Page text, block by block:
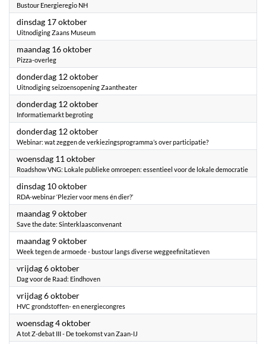
Bustour Energieregio NH
dinsdag 17 oktober2023
Uitnodiging Zaans Museum
maandag 16 oktober2023
Pizza-overleg
donderdag 12 oktober2023
Uitnodiging seizoensopening Zaantheater
donderdag 12 oktober2023
Informatiemarkt begroting
donderdag 12 oktober2023
Webinar: wat zeggen de verkiezingsprogramma’s over participatie?
woensdag 11 oktober2023
Roadshow VNG: Lokale publieke omroepen: essentieel voor de lokale democratie
dinsdag 10 oktober2023
RDA-webinar ‘Plezier voor mens én dier?’
maandag 9 oktober2023
Save the date: Sinterklaasconvenant
maandag 9 oktober2023
Week tegen de armoede - bustour langs diverse weggeefinitatieven
vrijdag 6 oktober2023
Dag voor de Raad: Eindhoven
vrijdag 6 oktober2023
HVC grondstoffen- en energiecongres
woensdag 4 oktober2023
A tot Z-debat III - De toekomst van Zaan-IJ